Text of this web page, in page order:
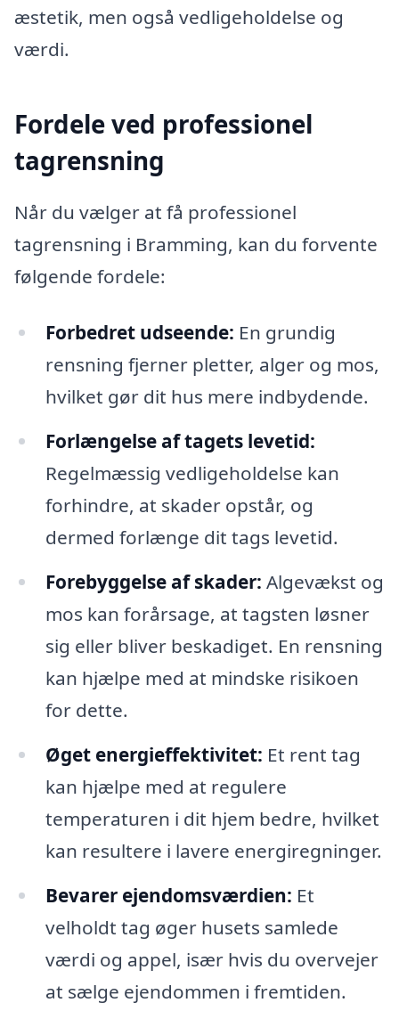
æstetik, men også vedligeholdelse og
værdi.
Fordele ved professionel
tagrensning
Når du vælger at få professionel
tagrensning i Bramming, kan du forvente
følgende fordele:
Forbedret udseende: En grundig
rensning fjerner pletter, alger og mos,
hvilket gør dit hus mere indbydende.
Forlængelse af tagets levetid:
Regelmæssig vedligeholdelse kan
forhindre, at skader opstår, og
dermed forlænge dit tags levetid.
Forebyggelse af skader: Algevækst og
mos kan forårsage, at tagsten løsner
sig eller bliver beskadiget. En rensning
kan hjælpe med at mindske risikoen
for dette.
Øget energieffektivitet: Et rent tag
kan hjælpe med at regulere
temperaturen i dit hjem bedre, hvilket
kan resultere i lavere energiregninger.
Bevarer ejendomsværdien: Et
velholdt tag øger husets samlede
værdi og appel, især hvis du overvejer
at sælge ejendommen i fremtiden.